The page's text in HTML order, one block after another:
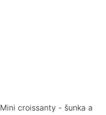
Mini croissanty - šunka a